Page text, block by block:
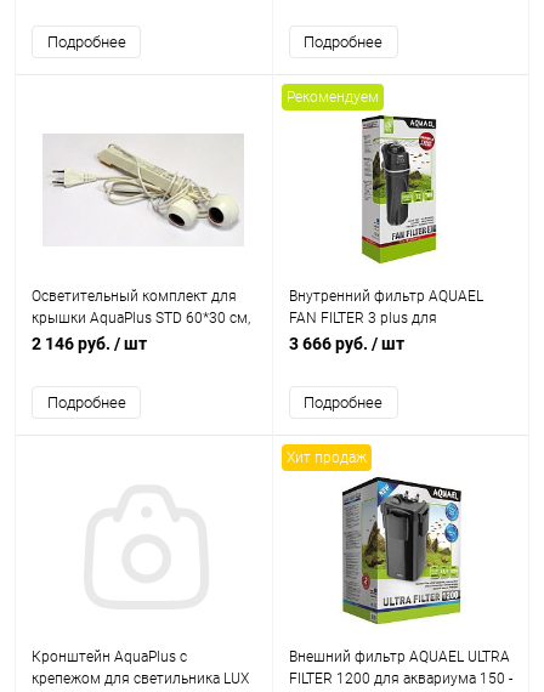
Подробнее Подробнее
Осветительный комплект для
крышки AquaPlus STD 60*30 см,
под лампу Т8 1*15Вт (без ламп)
2 146 руб. / шт
Подробнее
Рекомендуем
Внутренний фильтр AQUAEL
FAN FILTER 3 plus для
аквариума 150 - 250 л (700 л/ч,
3 666 руб. / шт
Подробнее
Кронштейн AquaPlus с
крепежом для светильника LUX
Хит продаж
Внешний фильтр AQUAEL ULTRA
FILTER 1200 для аквариума 150 -